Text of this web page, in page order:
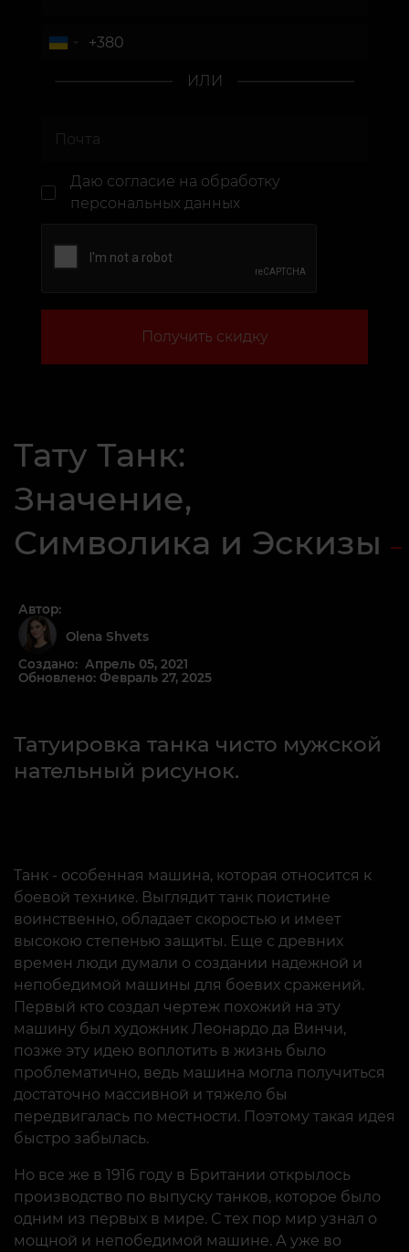
ИЛИ
Даю согласие на обработку
персональных данных
Получить скидку
Тату Танк:
Значение,
Символика и Эскизы
Автор:
Olena Shvets
Создано: Апрель 05, 2021
Обновлено: Февраль 27, 2025
Татуировка танка чисто мужской
нательный рисунок.
Танк - особенная машина, которая относится к
боевой технике. Выглядит танк поистине
воинственно, обладает скоростью и имеет
высокою степенью защиты. Еще с древних
времен люди думали о создании надежной и
непобедимой машины для боевих сражений.
Первый кто создал чертеж похожий на эту
машину был художник Леонардо да Винчи,
позже эту идею воплотить в жизнь было
проблематично, ведь машина могла получиться
достаточно массивной и тяжело бы
передвигалась по местности. Поэтому такая идея
быстро забылась.
Но все же в 1916 году в Британии открылось
производство по выпуску танков, которое было
одним из первых в мире. С тех пор мир узнал о
мощной и непобедимой машине. А уже во